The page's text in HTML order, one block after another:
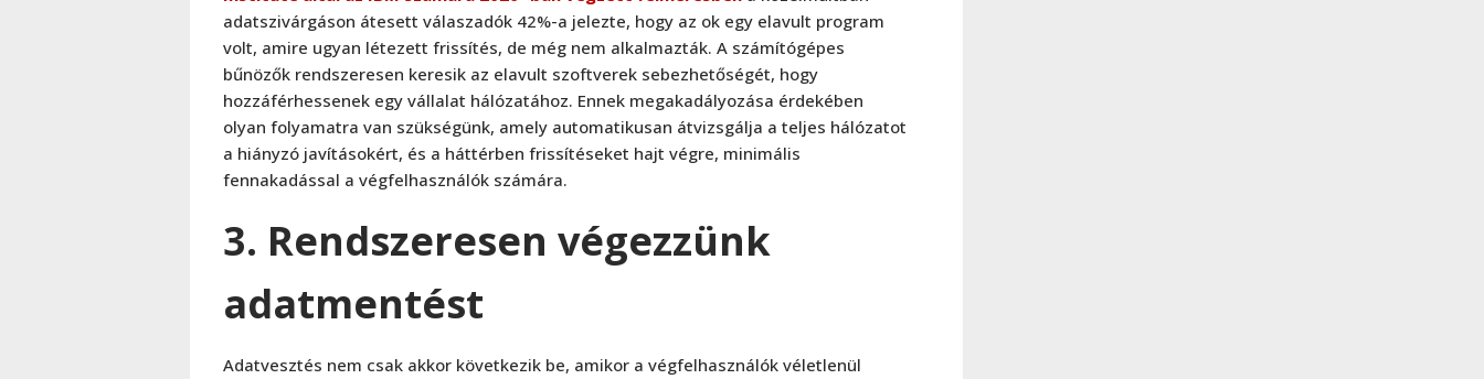
adatszivárgáson átesett válaszadók 42%-a jelezte, hogy az ok egy elavult program
volt, amire ugyan létezett frissítés, de még nem alkalmazták. A számítógépes
bűnözők rendszeresen keresik az elavult szoftverek sebezhetőségét, hogy
hozzáférhessenek egy vállalat hálózatához. Ennek megakadályozása érdekében
olyan folyamatra van szükségünk, amely automatikusan átvizsgálja a teljes hálózatot
a hiányzó javításokért, és a háttérben frissítéseket hajt végre, minimális
fennakadással a végfelhasználók számára.
3. Rendszeresen végezzünk
adatmentést
Adatvesztés nem csak akkor következik be, amikor a végfelhasználók véletlenül